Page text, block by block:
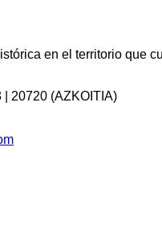
en el territorio que
20720 (AZKOITIA)